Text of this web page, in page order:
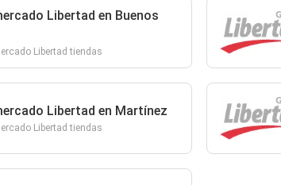
Libertad en Buenos
Libertad tiendas
Libertad en Martínez
Libertad tiendas